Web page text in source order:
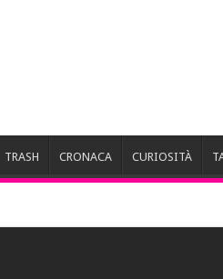
TRASH CRONACA CURIOSITÀ